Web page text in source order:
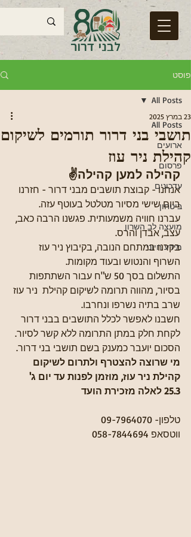
פוסט
All Posts
ארועים
פרסום
עדכונים
ביטחון
מועצה לב השרון
מידע חיוני
All Posts
תושבי בני דרור תורמים לשיקום
קהילת ניר עוז
23 במרץ 2025
קהילה למען קהילה✌
אנחנו - קבוצת תושבים מבני דרור - חזרנו
ביום שישי מסיור מטלטל בעוטף עזה.
עברנו חוויה משמעותית. פגשנו הרבה כאב,
עצב, אבדן והרס.
בקרנו במתחם הנובה, בקיבוץ ניר עוז
השרוף והנטוש ובעוד מקומות.
התשלום בסך 50 ש"ח עבור השתתפות
בסיור, מהווה תרומה לשיקום קהילת  ניר עוז
שרב בתיה נשרפו ונחרבו.
חשבנו לאפשר לכלל התושבים בבני דרור
לקחת חלק במתן התרומה ללא קשר לסיור.
הסכום יועבר כמענק בשם תושבי בני דרור.
מי שרוצה להצטרף ולתרום לשיקום
קהילת ניר עוז, מוזמן לפנות עד יום ג'
25.3 לאלה מזכירת הועד
טלפון- 09-7964070
ווטסאפ 058-7844694